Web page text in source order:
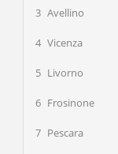
3 Avellino
4 Vicenza
5 Livorno
6 Frosinone
7 Pescara